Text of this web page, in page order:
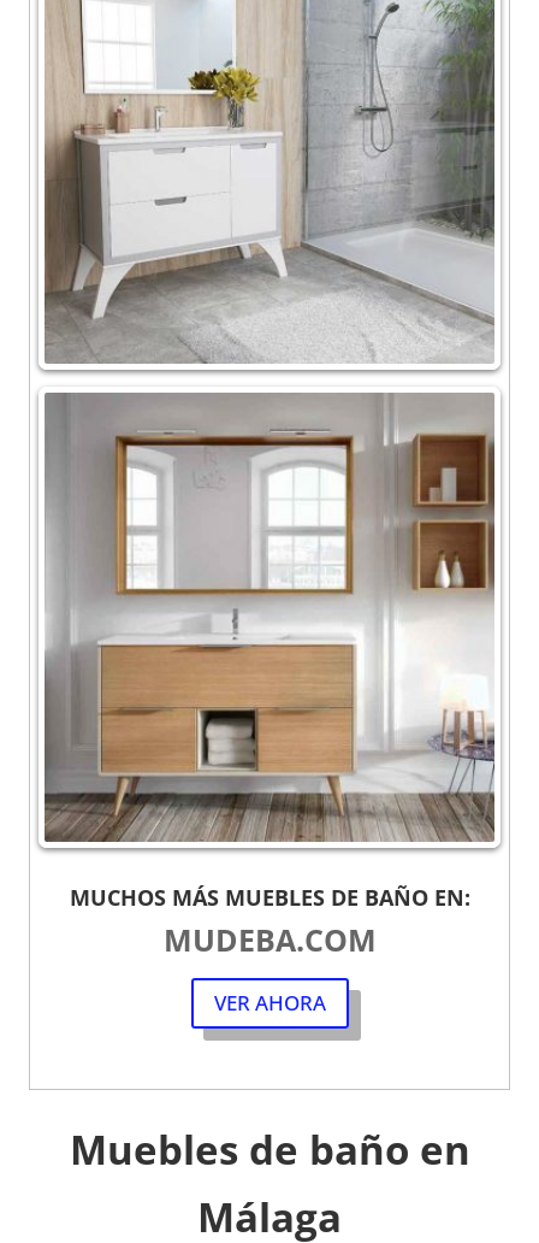
MUCHOS MÁS MUEBLES DE BAÑO EN:
MUDEBA.COM
VER AHORA
Muebles de baño en
Málaga